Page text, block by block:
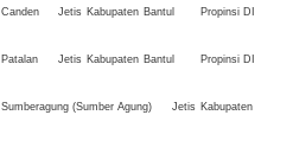
Canden Jetis Kabupaten Bantul
Propinsi DI
Patalan Jetis Kabupaten Bantul
Propinsi DI
Sumberagung (Sumber Agung) Jetis Kabupaten